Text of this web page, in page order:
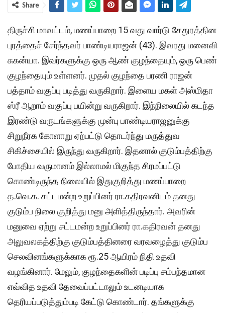
Share
திருச்சி மாவட்டம், மணப்பாறை 15 வது வார்டு சேதுரத்தின
புரத்தைச் சேர்ந்தவர் பாண்டியராஜன் (43). இவரது மனைவி
சுகன்யா. இவர்களுக்கு ஒரு ஆண் குழந்தையும், ஒரு பெண்
குழந்தையும் உள்ளனர். முதல் குழந்தை பரணி ராஜன்
பத்தாம் வகுப்பு படித்து வருகிறார். இளைய மகள் அஸ்மிதா
ஸ்ரீ ஆறாம் வகுப்பு பயின்று வருகிறார். இந்நிலையில் கடந்த
இரண்டு வருடங்களுக்கு முன்பு பாண்டியராஜனுக்கு
சிறுநீரக கோளாறு ஏற்பட்டு தொடர்ந்து மருத்துவ
சிகிச்சையில் இருந்து வருகிறார். இதனால் குடும்பத்திற்கு
போதிய வருமானம் இல்லாமல் மிகுந்த சிரமப்பட்டு
கொண்டிருந்த நிலையில் இதுகுறித்து மணப்பாறை
த.வெ.க. சட்டமன்ற உறுப்பினர் ரா.கதிரவனிடம் தனது
குடும்ப நிலை குறித்து மனு அளித்திருந்தார். அவரின்
மனுவை ஏற்று சட்டமன்ற உறுப்பினர் ரா.கதிரவன் தனது
அலுவலகத்திற்கு குடும்பத்தினரை வரவழைத்து குடும்ப
செலவினங்களுக்காக ரூ.25 ஆயிரம் நிதி உதவி
வழங்கினார். மேலும், குழந்தைகளின் படிப்பு சம்பந்தமான
எவ்வித உதவி தேவைப்பட்டாலும் உடனடியாக
தெரியப்படுத்தும்படி கேட்டு கொண்டார். தங்களுக்கு